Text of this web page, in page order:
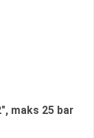
maks 25 bar